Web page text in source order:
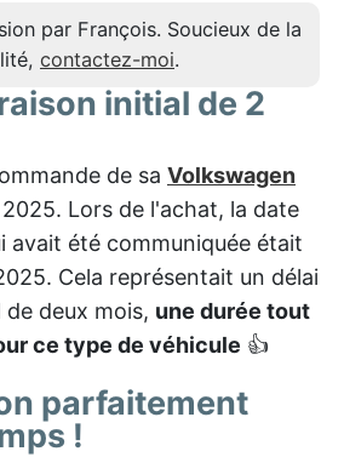
par François. Soucieux de la
contactez-moi.
initial de 2
de sa Volkswagen
Lors de l'achat, la date
avait été communiquée était
Cela représentait un délai
deux mois, une durée tout
ce type de véhicule 👍
parfaitement
!